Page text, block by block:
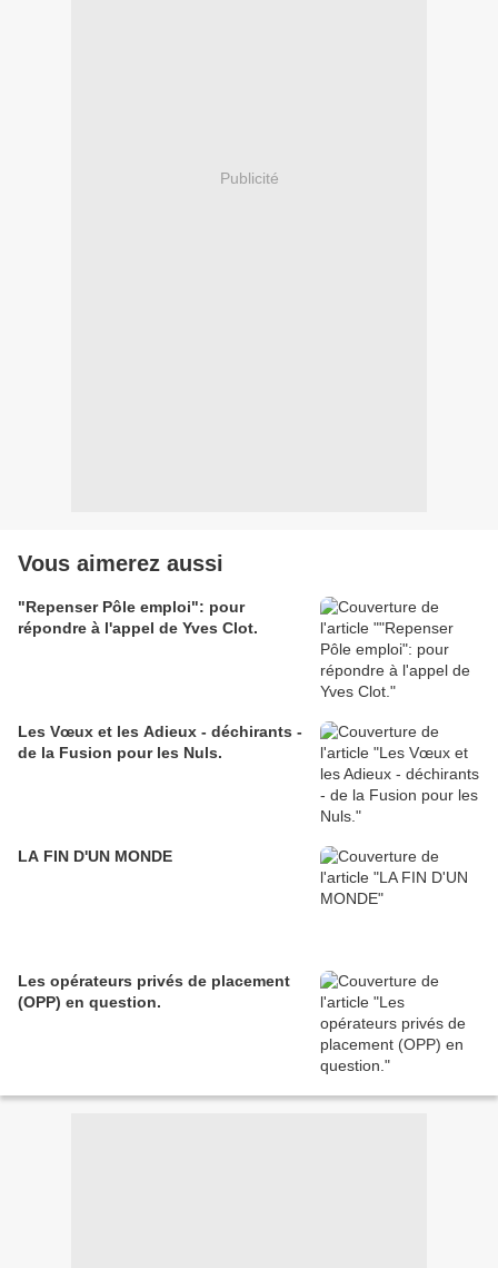
Publicité
Vous aimerez aussi
"Repenser Pôle emploi": pour
répondre à l'appel de Yves Clot.
Les Vœux et les Adieux - déchirants -
de la Fusion pour les Nuls.
LA FIN D'UN MONDE
Les opérateurs privés de placement
(OPP) en question.